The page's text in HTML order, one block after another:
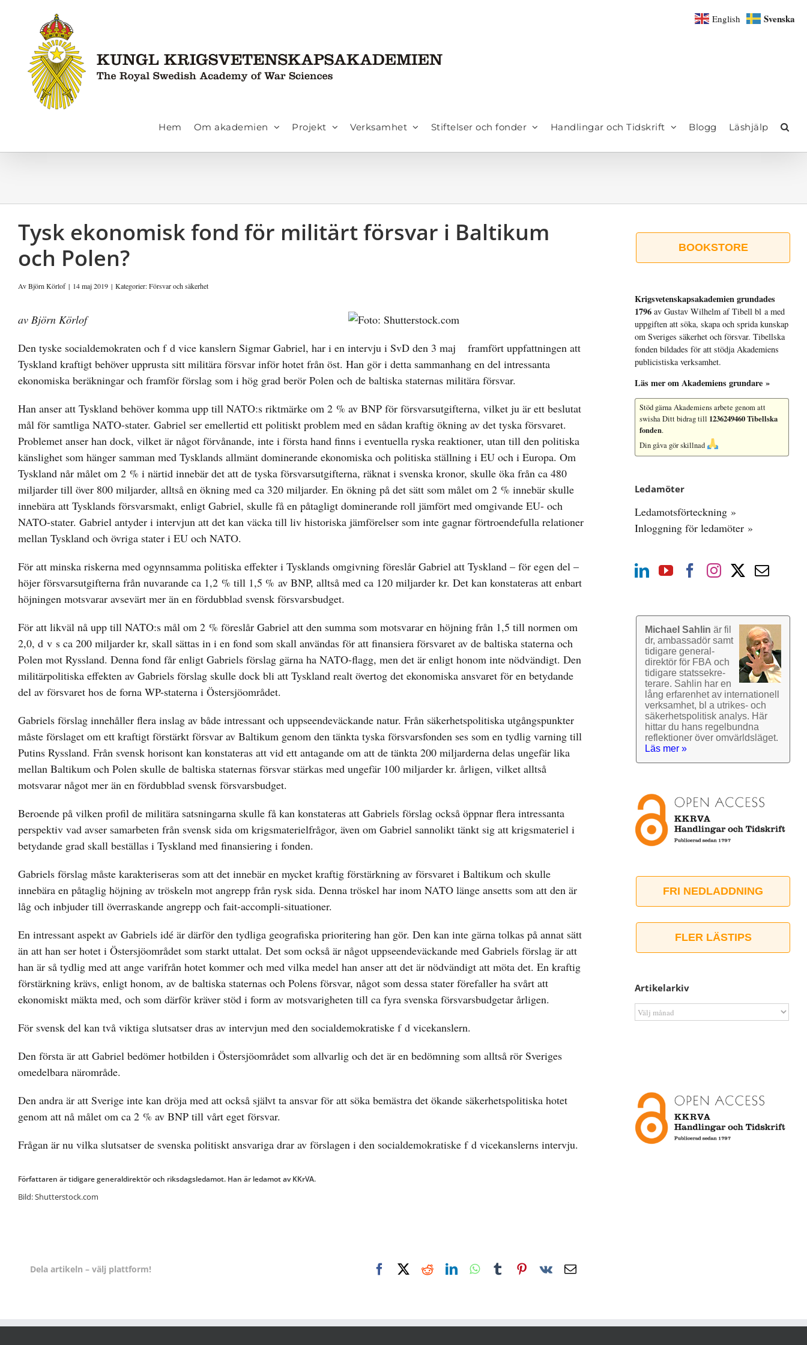
innehållet
Hem Om akademien Projekt Verksamhet Stiftelser och fonder Handlingar och Tidskrift Blogg Läshjälp
Tysk ekonomisk fond för militärt försvar i Baltikum
och Polen?
AvBjörn Körlof | 14 maj 2019 | Kategorier:Försvar och säkerhet
av Björn Körlof
Den tyske socialdemokraten och f d vice kanslern Sigmar Gabriel, har i en intervju i SvD den 3 maj
framfört uppfattningen att
Tyskland kraftigt behöver upprusta sitt militära försvar inför hotet från öst. Han gör i detta sammanhang en del intressanta
ekonomiska beräkningar och framför förslag som i hög grad berör Polen och de baltiska staternas militära försvar.
Han anser att Tyskland behöver komma upp till NATO:s riktmärke om 2 % av BNP för försvarsutgifterna, vilket ju är ett beslutat
mål för samtliga NATO-stater. Gabriel ser emellertid ett politiskt problem med en sådan kraftig ökning av det tyska försvaret.
Problemet anser han dock, vilket är något förvånande, inte i första hand finns i eventuella ryska reaktioner, utan till den politiska
känslighet som hänger samman med Tysklands allmänt dominerande ekonomiska och politiska ställning i EU och i Europa. Om
Tyskland når målet om 2 % i närtid innebär det att de tyska försvarsutgifterna, räknat i svenska kronor, skulle öka från ca 480
miljarder till över 800 miljarder, alltså en ökning med ca 320 miljarder. En ökning på det sätt som målet om 2 % innebär skulle
innebära att Tysklands försvarsmakt, enligt Gabriel, skulle få en påtagligt dominerande roll jämfört med omgivande EU- och
NATO-stater. Gabriel antyder i intervjun att det kan väcka till liv historiska jämförelser som inte gagnar förtroendefulla relationer
mellan Tyskland och övriga stater i EU och NATO.
För att minska riskerna med ogynnsamma politiska effekter i Tysklands omgivning föreslår Gabriel att Tyskland – för egen del –
höjer försvarsutgifterna från nuvarande ca 1,2 % till 1,5 % av BNP, alltså med ca 120 miljarder kr. Det kan konstateras att enbart
höjningen motsvarar avsevärt mer än en fördubblad svensk försvarsbudget.
För att likväl nå upp till NATO:s mål om 2 % föreslår Gabriel att den summa som motsvarar en höjning från 1,5 till normen om
2,0, d v s ca 200 miljarder kr, skall sättas in i en fond som skall användas för att finansiera försvaret av de baltiska staterna och
Polen mot Ryssland. Denna fond får enligt Gabriels förslag gärna ha NATO-flagg, men det är enligt honom inte nödvändigt. Den
militärpolitiska effekten av Gabriels förslag skulle dock bli att Tyskland realt övertog det ekonomiska ansvaret för en betydande
del av försvaret hos de forna WP-staterna i Östersjöområdet.
Gabriels förslag innehåller flera inslag av både intressant och uppseendeväckande natur. Från säkerhetspolitiska utgångspunkter
måste förslaget om ett kraftigt förstärkt försvar av Baltikum genom den tänkta tyska försvarsfonden ses som en tydlig varning till
Putins Ryssland. Från svensk horisont kan konstateras att vid ett antagande om att de tänkta 200 miljarderna delas ungefär lika
mellan Baltikum och Polen skulle de baltiska staternas försvar stärkas med ungefär 100 miljarder kr. årligen, vilket alltså
motsvarar något mer än en fördubblad svensk försvarsbudget.
Beroende på vilken profil de militära satsningarna skulle få kan konstateras att Gabriels förslag också öppnar flera intressanta
perspektiv vad avser samarbeten från svensk sida om krigsmaterielfrågor, även om Gabriel sannolikt tänkt sig att krigsmateriel i
betydande grad skall beställas i Tyskland med finansiering i fonden.
Gabriels förslag måste karakteriseras som att det innebär en mycket kraftig förstärkning av försvaret i Baltikum och skulle
innebära en påtaglig höjning av tröskeln mot angrepp från rysk sida. Denna tröskel har inom NATO länge ansetts som att den är
låg och inbjuder till överraskande angrepp och fait-accompli-situationer.
En intressant aspekt av Gabriels idé är därför den tydliga geografiska prioritering han gör. Den kan inte gärna tolkas på annat sätt
än att han ser hotet i Östersjöområdet som starkt uttalat. Det som också är något uppseendeväckande med Gabriels förslag är att
han är så tydlig med att ange varifrån hotet kommer och med vilka medel han anser att det är nödvändigt att möta det. En kraftig
förstärkning krävs, enligt honom, av de baltiska staternas och Polens försvar, något som dessa stater förefaller ha svårt att
ekonomiskt mäkta med, och som därför kräver stöd i form av motsvarigheten till ca fyra svenska försvarsbudgetar årligen.
För svensk del kan två viktiga slutsatser dras av intervjun med den socialdemokratiske f d vicekanslern.
Den första är att Gabriel bedömer hotbilden i Östersjöområdet som allvarlig och det är en bedömning som alltså rör Sveriges
omedelbara närområde.
Den andra är att Sverige inte kan dröja med att också självt ta ansvar för att söka bemästra det ökande säkerhetspolitiska hotet
genom att nå målet om ca 2 % av BNP till vårt eget försvar.
Frågan är nu vilka slutsatser de svenska politiskt ansvariga drar av förslagen i den socialdemokratiske f d vicekanslerns intervju.
Författaren är tidigare generaldirektör och riksdagsledamot. Han är ledamot av KKrVA.
Bild: Shutterstock.com
Dela artikeln – välj plattform! FacebookRedditLinkedInWhatsApp
TumblrPinterest
Vk
E-
BOOKSTORE
Krigsvetenskap­sakademien grundades
1796 av Gustav Wilhelm af Tibell bl a med
uppgiften att söka, skapa och sprida kunskap
om Sveriges säkerhet och försvar. Tibellska
fonden bildades för att stödja Akademiens
publicistiska verksamhet.
Läs mer om Akademiens grundare »
Stöd gärna Akademiens arbete genom att
swisha Ditt bidrag till 1236249460 Tibellska
fonden.
Din gåva gör skillnad
Ledamöter
Ledamotsförteckning »
Inloggning för ledamöter »
Michael Sahlin är fil
dr, ambassadör samt
tidigare general­
direktör för FBA och
tidigare stats­sekre­
terare. Sahlin har en
lång erfarenhet av inter­nationell
verk­samhet, bl a utrikes- och
säkerhets­politisk analys. Här
hittar du hans regel­bundna
reflek­tioner över omvärlds­läget.
Läs mer »
FRI NEDLADDNING
FLER LÄSTIPS
Artikelarkiv
Artikelarkiv
English Svenska